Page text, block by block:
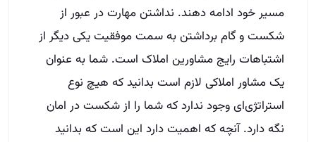
مسیر خود ادامه دهند. نداشتن مهارت در عبور از
شکست و گام برداشتن به سمت موفقیت یکی دیگر از
اشتباهات رایج مشاورین املاک است. شما به عنوان
یک مشاور املاکی لازم است بدانید که هیچ نوع
استراتژی‌ای وجود ندارد که شما را از شکست در امان
نگه دارد. آنچه که اهمیت دارد این است که بدانید